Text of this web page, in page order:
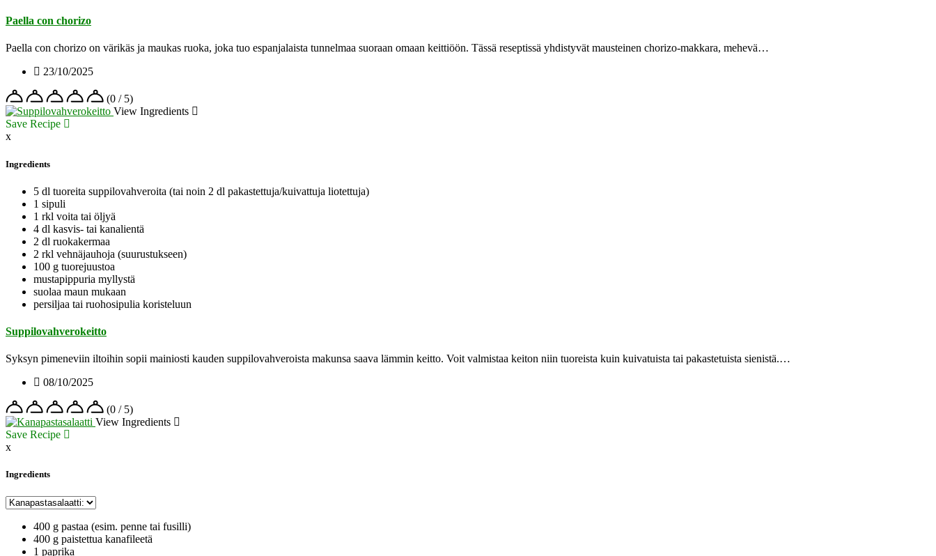
Paella con chorizo
Paella con chorizo on värikäs ja maukas ruoka, joka tuo espanjalaista tunnelmaa suoraan omaan keittiöön. Tässä reseptissä yhdistyvät mausteinen chorizo-makkara, mehevä…
23/10/2025
(0 / 5)
View Ingredients
Save Recipe
x
Ingredients
5 dl tuoreita suppilovahveroita (tai noin 2 dl pakastettuja/kuivattuja liotettuja)
1 sipuli
1 rkl voita tai öljyä
4 dl kasvis- tai kanalientä
2 dl ruokakermaa
2 rkl vehnäjauhoja (suurustukseen)
100 g tuorejuustoa
mustapippuria myllystä
suolaa maun mukaan
persiljaa tai ruohosipulia koristeluun
Suppilovahverokeitto
Syksyn pimeneviin iltoihin sopii mainiosti kauden suppilovahveroista makunsa saava lämmin keitto. Voit valmistaa keiton niin tuoreista kuin kuivatuista tai pakastetuista sienistä.…
08/10/2025
(0 / 5)
View Ingredients
Save Recipe
x
Ingredients
400 g pastaa (esim. penne tai fusilli)
400 g paistettua kanafileetä
1 paprika